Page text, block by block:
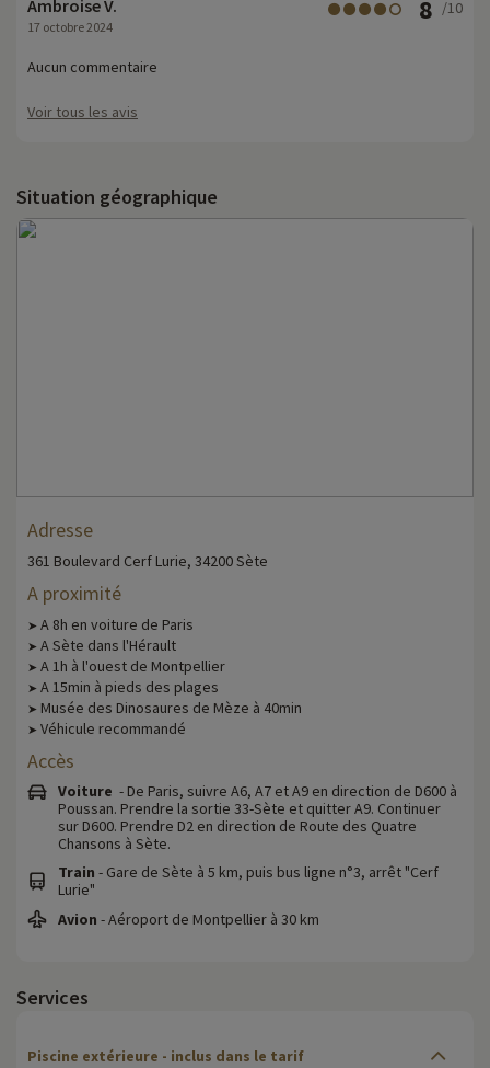
Ambroise V.
17 octobre 2024
8 /10
Aucun commentaire
Voir tous les avis
Situation géographique
Adresse
361 Boulevard Cerf Lurie, 34200 Sète
A proximité
➤ A 8h en voiture de Paris
➤ A Sète dans l'Hérault
➤ A 1h à l'ouest de Montpellier
➤ A 15min à pieds des plages
➤ Musée des Dinosaures de Mèze à 40min
➤ Véhicule recommandé
Accès
Voiture - De Paris, suivre A6, A7 et A9 en direction de D600 à
Poussan. Prendre la sortie 33-Sète et quitter A9. Continuer
sur D600. Prendre D2 en direction de Route des Quatre
Chansons à Sète.
Train - Gare de Sète à 5 km, puis bus ligne n°3, arrêt "Cerf
Lurie"
Avion - Aéroport de Montpellier à 30 km
Services
Piscine extérieure - inclus dans le tarif